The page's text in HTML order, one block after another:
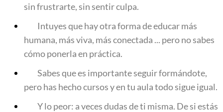
sin frustrarte, sin sentir culpa.
Intuyes que hay otra forma de educar más
humana, más viva, más conectada ... pero no sabes
cómo ponerla en práctica.
Sabes que es importante seguir formándote,
pero has hecho cursos y en tu aula todo sigue igual.
Y lo peor: a veces dudas de ti misma. De si estás